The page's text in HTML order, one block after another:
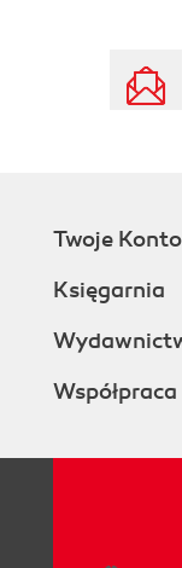
Twoje Konto
Księgarnia
Współpraca